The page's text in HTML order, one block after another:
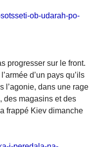
ob-udarah-po-
progresser sur le front.
d’un pays qu’ils
l’agonie, dans une rage
des magasins et des
frappé Kiev dimanche